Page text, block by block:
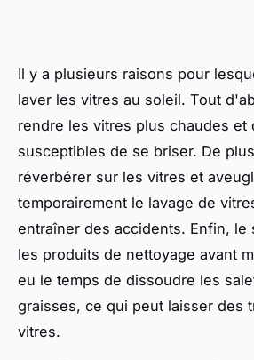
Il y a plusieurs raisons pour
laver les vitres au soleil. Tout
rendre les vitres plus chaudes et
susceptibles de se briser. De
réverbérer sur les vitres et
temporairement le lavage de
entraîner des accidents. Enfin, le
les produits de nettoyage avant
eu le temps de dissoudre les
graisses, ce qui peut laisser des
vitres.